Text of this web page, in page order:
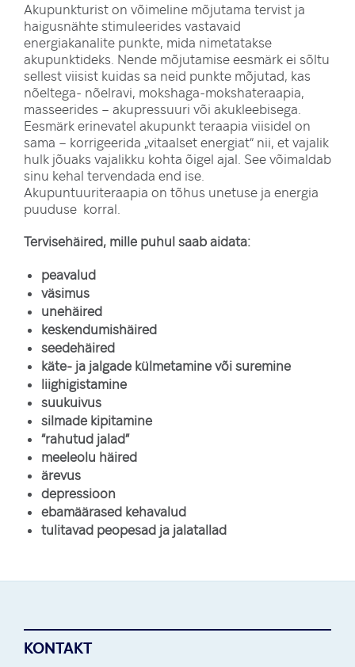
Akupunkturist on võimeline mõjutama tervist ja
haigusnähte stimuleerides vastavaid
energiakanalite punkte, mida nimetatakse
akupunktideks. Nende mõjutamise eesmärk ei sõltu
sellest viisist kuidas sa neid punkte mõjutad, kas
nõeltega- nõelravi, mokshaga-mokshateraapia,
masseerides – akupressuuri või akukleebisega.
Eesmärk erinevatel akupunkt teraapia viisidel on
sama – korrigeerida „vitaalset energiat“ nii, et vajalik
hulk jõuaks vajalikku kohta õigel ajal. See võimaldab
sinu kehal tervendada end ise.
Akupuntuuriteraapia on tõhus unetuse ja energia
puuduse korral.
Tervisehäired, mille puhul saab aidata:
peavalud
väsimus
unehäired
keskendumishäired
seedehäired
käte- ja jalgade külmetamine või suremine
liighigistamine
suukuivus
silmade kipitamine
“rahutud jalad”
meeleolu häired
ärevus
depressioon
ebamäärased kehavalud
tulitavad peopesad ja jalatallad
KONTAKT